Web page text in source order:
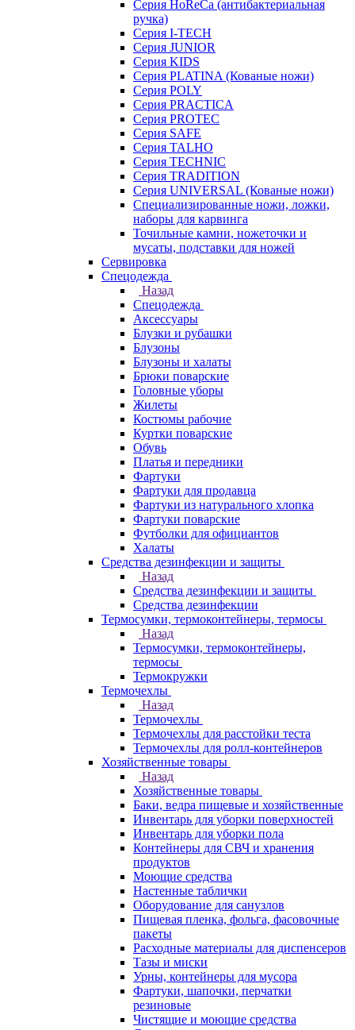
Серия HoReCa (антибактериальная
ручка)
Серия I-TECH
Серия JUNIOR
Серия KIDS
Серия PLATINA (Кованые ножи)
Серия POLY
Серия PRACTICA
Серия PROTEC
Серия SAFE
Серия TALHO
Серия TECHNIC
Серия TRADITION
Серия UNIVERSAL (Кованые ножи)
Специализированные ножи, ложки,
наборы для карвинга
Точильные камни, ножеточки и
мусаты, подставки для ножей
Сервировка
Спецодежда
Назад
Спецодежда
Аксессуары
Блузки и рубашки
Блузоны
Блузоны и халаты
Брюки поварские
Головные уборы
Жилеты
Костюмы рабочие
Куртки поварские
Обувь
Платья и передники
Фартуки
Фартуки для продавца
Фартуки из натурального хлопка
Фартуки поварские
Футболки для официантов
Халаты
Средства дезинфекции и защиты
Назад
Средства дезинфекции и защиты
Средства дезинфекции
Термосумки, термоконтейнеры, термосы
Назад
Термосумки, термоконтейнеры,
термосы
Термокружки
Термочехлы
Назад
Термочехлы
Термочехлы для расстойки теста
Термочехлы для ролл-контейнеров
Хозяйственные товары
Назад
Хозяйственные товары
Баки, ведра пищевые и хозяйственные
Инвентарь для уборки поверхностей
Инвентарь для уборки пола
Контейнеры для СВЧ и хранения
продуктов
Моющие средства
Настенные таблички
Оборудование для санузлов
Пищевая пленка, фольга, фасовочные
пакеты
Расходные материалы для диспенсеров
Тазы и миски
Урны, контейнеры для мусора
Фартуки, шапочки, перчатки
резиновые
Чистящие и моющие средства